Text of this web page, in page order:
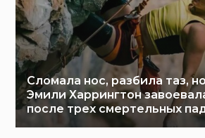
Сломала нос, разбила таз,
Эмили Харрингтон
после трех смертельных